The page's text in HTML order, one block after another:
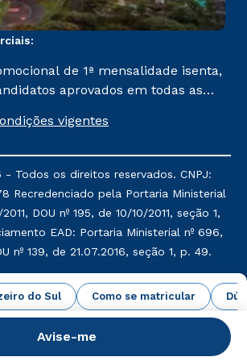
do Sul Como se matricular
Avise-me
de 1ª mensalidade isenta,
aprovados em todas as
bolsas de até 50% de
efetivado e/ou não tenham
sua matrícula em uma das
do Sul Educacional, no
Tais condições não se aplicam
e também para
e não se acumula com nenhuma
ofertada pela Instituição.
vigentes
- Todos os direitos reservados. CNPJ:
Recredenciado pela Portaria Ministerial
DOU nº 195, de 10/10/2011, seção 1,
EAD: Portaria Ministerial nº 696,
nº 139, de 21.07.2016, seção 1, p. 49.
Política de Cookies